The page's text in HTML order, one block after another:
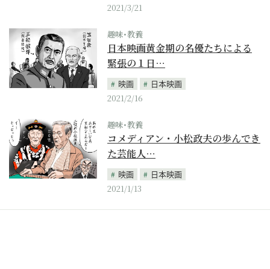
2021/3/21
趣味･教養
日本映画黄金期の名優たちによる
緊張の１日…
映画
日本映画
2021/2/16
趣味･教養
コメディアン・小松政夫の歩んでき
た芸能人…
映画
日本映画
2021/1/13